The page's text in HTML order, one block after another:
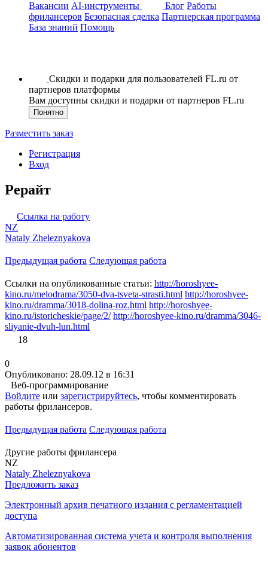
Вакансии AI-инструменты Блог Работы
фрилансеров Безопасная сделка Партнерская программа
База знаний Помощь
Скидки и подарки для пользователей FL.ru от
партнеров платформы
Вам доступны скидки и подарки от партнеров FL.ru
Понятно
Разместить заказ
Регистрация
Вход
Рерайт
Ссылка на работу
NZ
Nataly Zheleznyakova
Предыдущая работа Следующая работа
Ссылки на опубликованные статьи: http://horoshyee-
kino.ru/melodrama/3050-dva-tsveta-strasti.html http://horoshyee-
kino.ru/dramma/3018-dolina-roz.html http://horoshyee-
kino.ru/istoricheskie/page/2/ http://horoshyee-kino.ru/dramma/3046-
sliyanie-dvuh-lun.html
18
0
Опубликовано: 28.09.12 в 16:31
Веб-программирование
Войдите или зарегистрируйтесь, чтобы комментировать
работы фрилансеров.
Предыдущая работа Следующая работа
Другие работы фрилансера
NZ
Nataly Zheleznyakova
Предложить заказ
Электронный архив печатного издания с регламентацией
доступа
Автоматизированная система учета и контроля выполнения
заявок абонентов